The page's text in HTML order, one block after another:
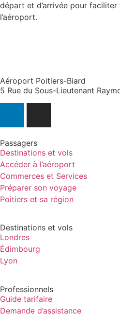
départ et d’arrivée pour
l’aéroport.
Aéroport Poitiers-Biard
5 Rue du Sous-Lieutenant
Passagers
Destinations et vols
Accéder à l’aéroport
Commerces et Services
Préparer son voyage
Poitiers et sa région
Destinations et vols
Londres
Édimbourg
Lyon
Professionnels
Guide tarifaire
Demande d’assistance